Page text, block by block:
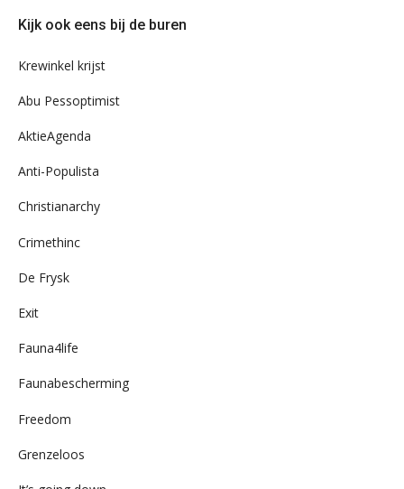
ons
Kijk ook eens bij de buren
Krewinkel krijst
Abu Pessoptimist
AktieAgenda
Anti-Populista
Christianarchy
Crimethinc
De Frysk
Exit
Fauna4life
Faunabescherming
Freedom
Grenzeloos